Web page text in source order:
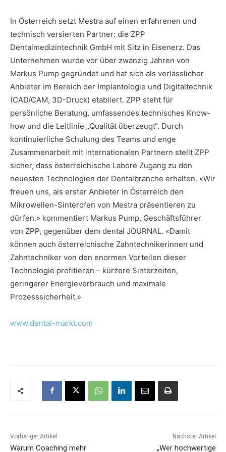
In Österreich setzt Mestra auf einen erfahrenen und
technisch versierten Partner: die ZPP
Dentalmedizintechnik GmbH mit Sitz in Eisenerz. Das
Unternehmen wurde vor über zwanzig Jahren von
Markus Pump gegründet und hat sich als verlässlicher
Anbieter im Bereich der Implantologie und Digitaltechnik
(CAD/CAM, 3D-Druck) etabliert. ZPP steht für
persönliche Beratung, umfassendes technisches Know-
how und die Leitlinie „Qualität überzeugt“. Durch
kontinuierliche Schulung des Teams und enge
Zusammenarbeit mit internationalen Partnern stellt ZPP
sicher, dass österreichische Labore Zugang zu den
neuesten Technologien der Dentalbranche erhalten. «Wir
freuen uns, als erster Anbieter in Österreich den
Mikrowellen-Sinterofen von Mestra präsentieren zu
dürfen.» kommentiert Markus Pump, Geschäftsführer
von ZPP, gegenüber dem dental JOURNAL. «Damit
können auch österreichische Zahntechnikerinnen und
Zahntechniker von den enormen Vorteilen dieser
Technologie profitieren – kürzere Sinterzeiten,
geringerer Energieverbrauch und maximale
Prozesssicherheit.»
www.dental-markt.com
Vorheriger Artikel
Warum Coaching mehr
Nächster Artikel
„Wer hochwertige